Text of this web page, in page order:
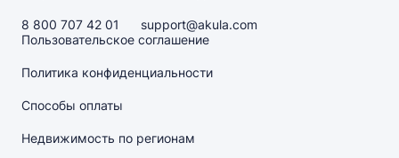
8 800 707 42 01
support@akula.com
Пользовательское соглашение
Политика конфиденциальности
Способы оплаты
Недвижимость по регионам